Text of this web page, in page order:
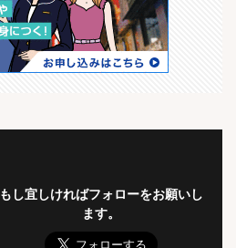
もし宜しければフォローをお願いし
ます。